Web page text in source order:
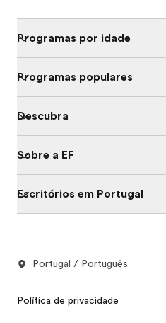
Programas por idade
Programas populares
Descubra
Sobre a EF
Escritórios em Portugal
Portugal / Português
Política de privacidade